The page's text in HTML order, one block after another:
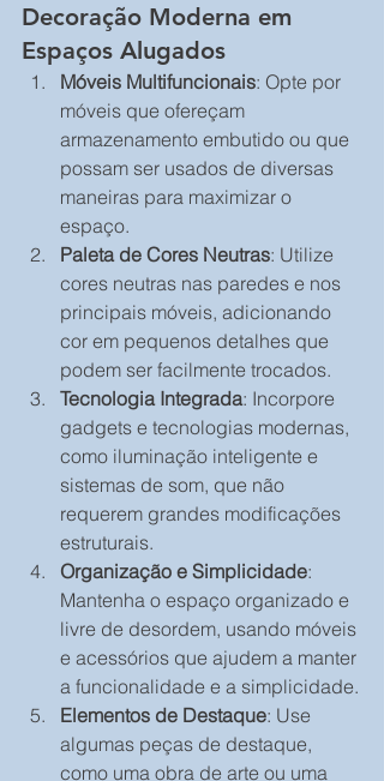
Decoração Moderna em
Espaços Alugados
Móveis Multifuncionais: Opte por
móveis que ofereçam
armazenamento embutido ou que
possam ser usados de diversas
maneiras para maximizar o
espaço.
Paleta de Cores Neutras: Utilize
cores neutras nas paredes e nos
principais móveis, adicionando
cor em pequenos detalhes que
podem ser facilmente trocados.
Tecnologia Integrada: Incorpore
gadgets e tecnologias modernas,
como iluminação inteligente e
sistemas de som, que não
requerem grandes modificações
estruturais.
Organização e Simplicidade:
Mantenha o espaço organizado e
livre de desordem, usando móveis
e acessórios que ajudem a manter
a funcionalidade e a simplicidade.
Elementos de Destaque: Use
algumas peças de destaque,
como uma obra de arte ou uma